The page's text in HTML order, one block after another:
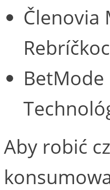
Členovia
BetMode
Aby robić